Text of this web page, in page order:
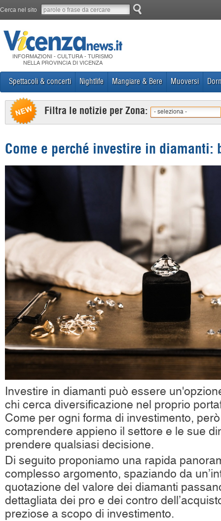
Cerca nel sito
INFORMAZIONI - CULTURA - TURISMO
NELLA PROVINCIA DI VICENZA
Spettacoli & concerti Nightlife Mangiare & Bere Muoversi
Filtra le notizie per Zona: - seleziona -
Come e perché investire in
Investire in diamanti può essere
chi cerca diversificazione nel proprio
Come per ogni forma di investimento,
comprendere appieno il settore e le sue
prendere qualsiasi decisione.
Di seguito proponiamo una rapida
complesso argomento, spaziando da
quotazione del valore dei diamanti
dettagliata dei pro e dei contro
preziose a scopo di investimento.